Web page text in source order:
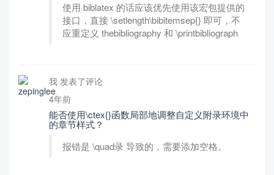
使用 biblatex 的话应该优先使用该宏包提供的
接口，直接 \setlength\bibitemsep{} 即可，不
应重定义 thebibliography 和 \printbibliograph
我 发表了评论
4年前
能否使用\ctex{}函数局部地调整自定义附录环境中
的章节样式？
报错是 \quad录 导致的，需要添加空格。